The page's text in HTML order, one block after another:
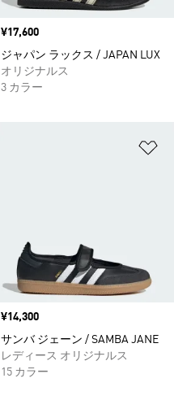
価格
¥17,600
ジャパン ラックス / JAPAN LUX
オリジナルス
3 カラー
価格
¥14,300
サンバ ジェーン / SAMBA JANE
レディース オリジナルス
15 カラー